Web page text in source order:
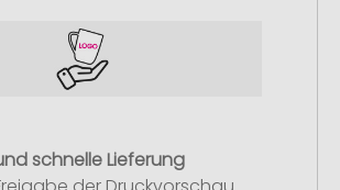
schnelle Lieferung